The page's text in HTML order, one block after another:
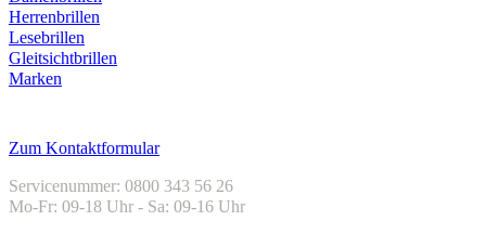
Herrenbrillen
Lesebrillen
Gleitsichtbrillen
Marken
Zum Kontaktformular
Servicenummer: 0800 343 56 26
Mo-Fr: 09-18 Uhr - Sa: 09-16 Uhr